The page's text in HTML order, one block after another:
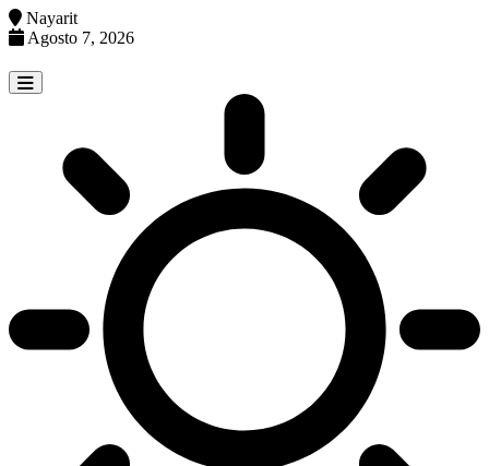
Nayarit
Agosto 7, 2026
to
content